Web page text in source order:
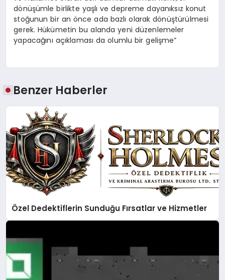
dönüşümle birlikte yaşlı ve depreme dayanıksız konut
stoğunun bir an önce ada bazlı olarak dönüştürülmesi
gerek. Hükümetin bu alanda yeni düzenlemeler
yapacağını açıklaması da olumlu bir gelişme”
Benzer Haberler
Özel Dedektiflerin Sunduğu Fırsatlar ve Hizmetler